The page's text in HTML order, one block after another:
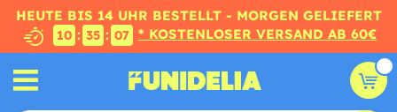
HEUTE BIS 14 UHR BESTELLT - MORGEN GELIEFERT
10 : 35 : 06 * KOSTENLOSER VERSAND AB 60€